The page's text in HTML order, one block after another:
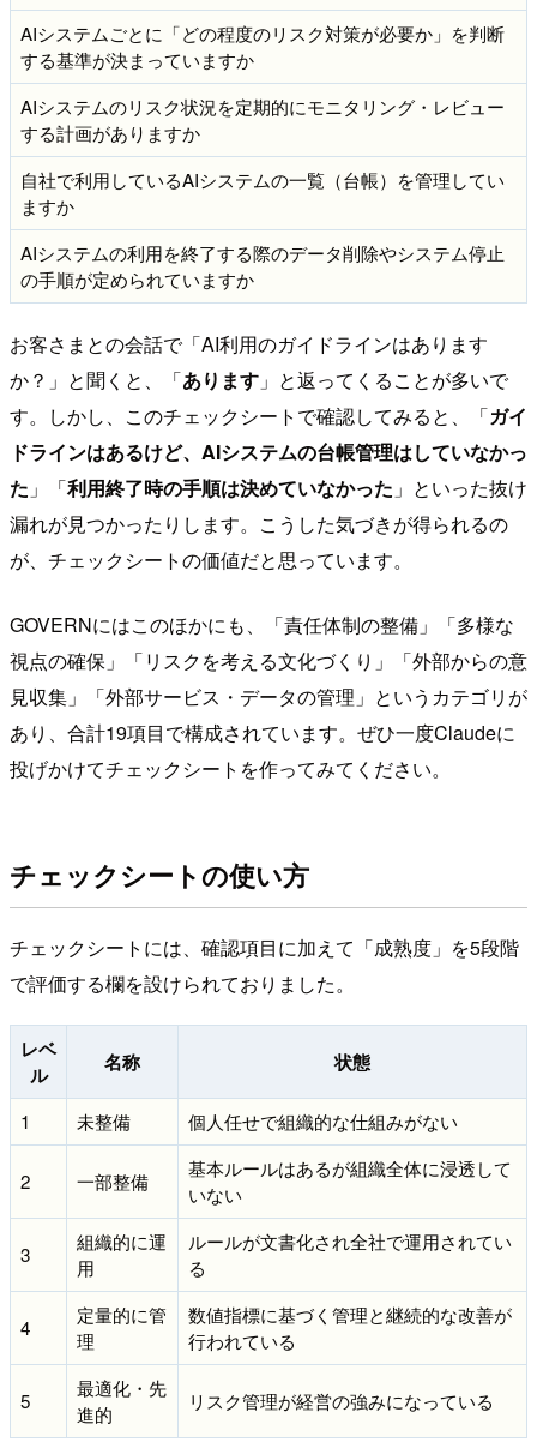
AIシステムごとに「どの程度のリスク対策が必要か」を判断
する基準が決まっていますか
AIシステムのリスク状況を定期的にモニタリング・レビュー
する計画がありますか
自社で利用しているAIシステムの一覧（台帳）を管理してい
ますか
AIシステムの利用を終了する際のデータ削除やシステム停止
の手順が定められていますか
お客さまとの会話で「AI利用のガイドラインはあります
か？」と聞くと、「あります 」と返ってくることが多いで
す。しかし、このチェックシートで確認してみると、「ガイ
ドラインはあるけど、AIシステムの台帳管理はしていなかっ
た 」「利用終了時の手順は決めていなかった 」といった抜け
漏れが見つかったりします。こうした気づきが得られるの
が、チェックシートの価値だと思っています。
GOVERNにはこのほかにも、「責任体制の整備」「多様な
視点の確保」「リスクを考える文化づくり」「外部からの意
見収集」「外部サービス・データの管理」というカテゴリが
あり、合計19項目で構成されています。ぜひ一度Claudeに
投げかけてチェックシートを作ってみてください。
チェックシートの使い方
チェックシートには、確認項目に加えて「成熟度」を5段階
で評価する欄を設けられておりました。
レベ
ル
名称 状態
1 未整備 個人任せで組織的な仕組みがない
2 一部整備
基本ルールはあるが組織全体に浸透して
いない
3
組織的に運
用
ルールが文書化され全社で運用されてい
る
4
定量的に管
理
数値指標に基づく管理と継続的な改善が
行われている
5
最適化・先
進的
リスク管理が経営の強みになっている